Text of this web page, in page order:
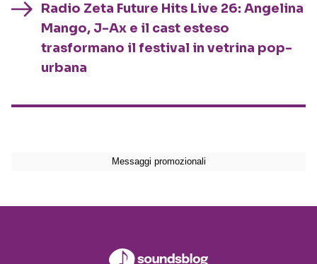
Radio Zeta Future Hits Live 26: Angelina
Mango, J-Ax e il cast esteso
trasformano il festival in vetrina pop-
urbana